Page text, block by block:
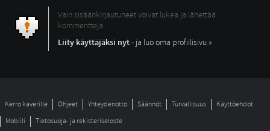
Vain sisäänkirjautuneet voivat lukea ja lähettää
kommentteja.
Liity käyttäjäksi nyt- ja luo oma profiilisivu »
Kerro kaverille Ohjeet Yhteydenotto Säännöt Turvallisuus
Käyttöehdot
Mobiili
Tietosuoja- ja rekisteriseloste